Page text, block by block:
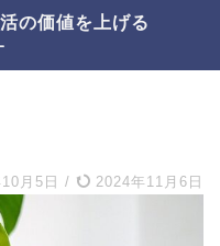
の価値を上げる
月5日 / 2024年11月6日